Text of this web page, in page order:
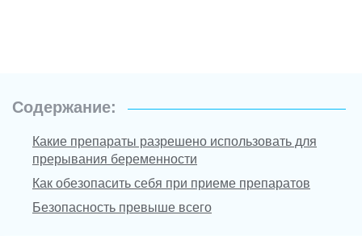
Содержание:
Какие препараты разрешено использовать для
прерывания беременности
Как обезопасить себя при приеме препаратов
Безопасность превыше всего